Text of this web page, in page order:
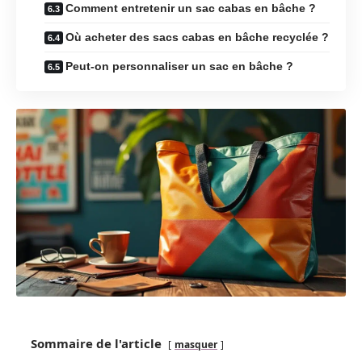
Comment entretenir un sac cabas en bâche ?
Où acheter des sacs cabas en bâche recyclée ?
Peut-on personnaliser un sac en bâche ?
Sommaire de l'article masquer